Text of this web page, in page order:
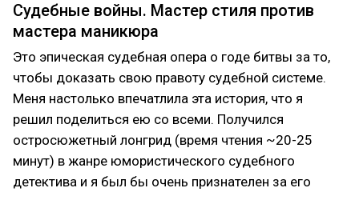
Судебные войны. Мастер стиля против
мастера маникюра
Это эпическая судебная опера о годе битвы за то,
чтобы доказать свою правоту судебной системе.
Меня настолько впечатлила эта история, что я
решил поделиться ею со всеми. Получился
остросюжетный лонгрид (время чтения ~20-25
минут) в жанре юмористического судебного
детектива и я был бы очень признателен за его